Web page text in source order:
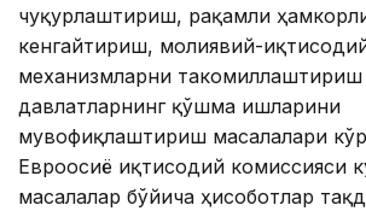
чуқурлаштириш, рақамли
кенгайтириш, молиявий-
механизмларни такомиллаштириш
давлатларнинг қўшма ишларини
мувофиқлаштириш масалалари
Евроосиё иқтисодий комиссияси
масалалар бўйича ҳисоботлар